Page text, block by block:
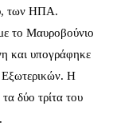
των ΗΠΑ.
το Μαυροβούνιο
και υπογράφηκε
Εξωτερικών. Η
δύο τρίτα του